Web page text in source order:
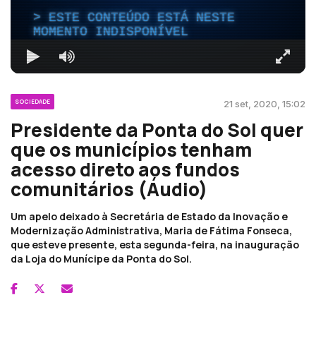
ESTE CONTEÚDO ESTÁ NESTE
MOMENTO INDISPONÍVEL
SOCIEDADE 21 set, 2020, 15:02
Presidente da Ponta do Sol quer
que os municípios tenham
acesso direto aos fundos
comunitários (Áudio)
Um apelo deixado à Secretária de Estado da Inovação e
Modernização Administrativa, Maria de Fátima Fonseca,
que esteve presente, esta segunda-feira, na inauguração
da Loja do Munícipe da Ponta do Sol.